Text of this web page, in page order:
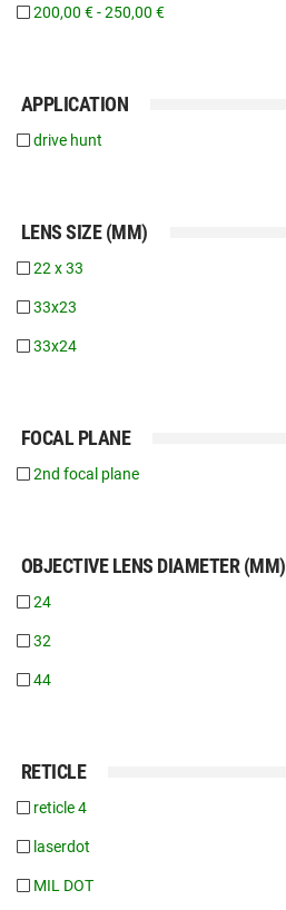
200,00 € - 250,00 €
APPLICATION
drive hunt
LENS SIZE (MM)
22 x 33
33x23
33x24
FOCAL PLANE
2nd focal plane
OBJECTIVE LENS DIAMETER (MM)
24
32
44
RETICLE
reticle 4
laserdot
MIL DOT